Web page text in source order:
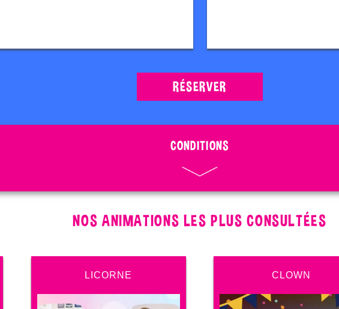
RÉSERVER
CONDITIONS
NOS ANIMATIONS LES PLUS CONSULTÉES
LICORNE CLOWN